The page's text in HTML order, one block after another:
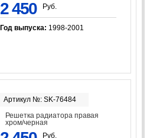
2 450 Руб.
Год выпуска: 1998-2001
Артикул №: SK-76484
Решетка радиатора правая
хром/черная
Руб.